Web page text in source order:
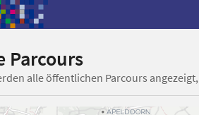
Parcours
alle öffentlichen Parcours